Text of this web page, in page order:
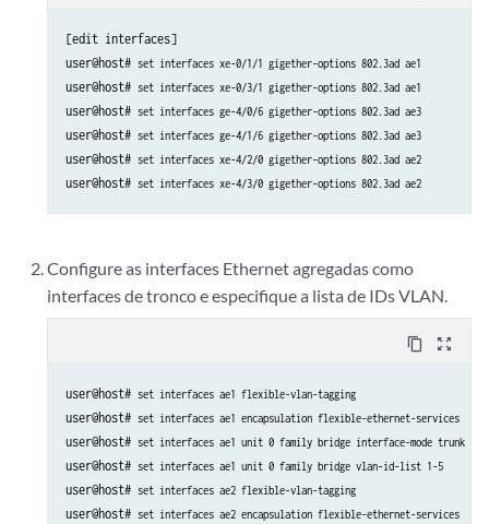
[edit interfaces]
user@host# set interfaces xe-0/1/1 gigether-options 802.3ad ae1
user@host# set interfaces xe-0/3/1 gigether-options 802.3ad ae1
user@host# set interfaces ge-4/0/6 gigether-options 802.3ad ae3
user@host# set interfaces ge-4/1/6 gigether-options 802.3ad ae3
user@host# set interfaces xe-4/2/0 gigether-options 802.3ad ae2
user@host# set interfaces xe-4/3/0 gigether-options 802.3ad ae2
Configure as interfaces Ethernet agregadas como
interfaces de tronco e especifique a lista de IDs VLAN.
content_copy zoom_out_map
user@host# set interfaces ae1 flexible-vlan-tagging
user@host# set interfaces ae1 encapsulation flexible-ethernet-services
user@host# set interfaces ae1 unit 0 family bridge interface-mode trunk
user@host# set interfaces ae1 unit 0 family bridge vlan-id-list 1-5
user@host# set interfaces ae2 flexible-vlan-tagging
user@host# set interfaces ae2 encapsulation flexible-ethernet-services